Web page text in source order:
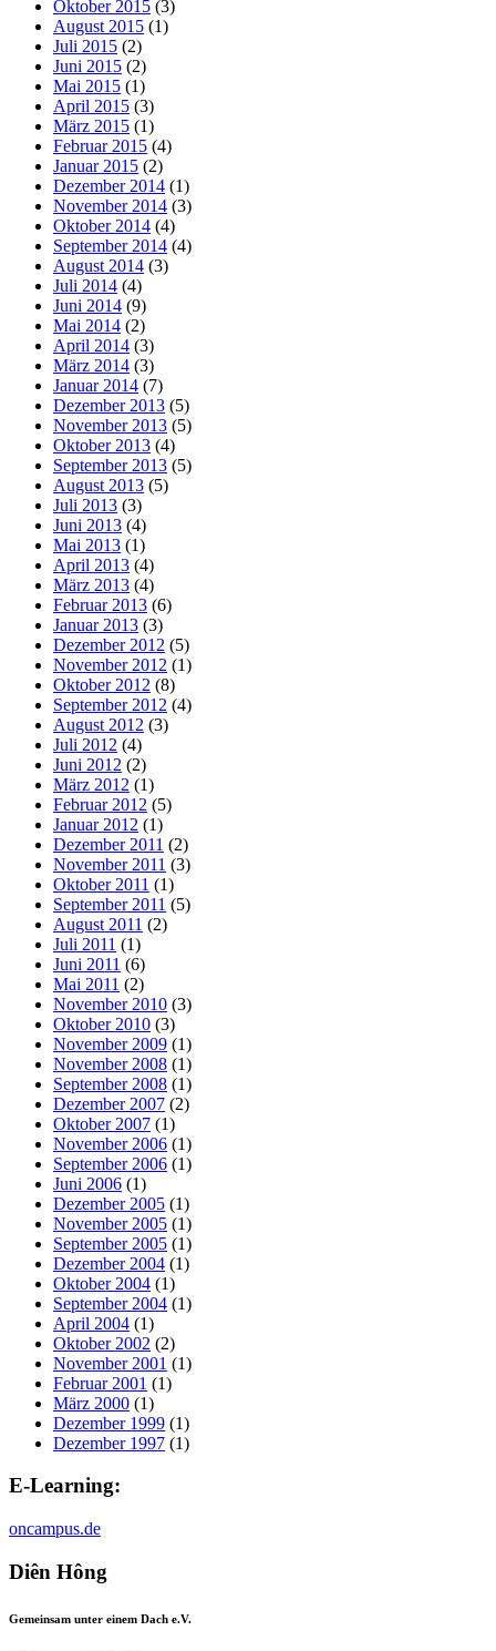
Oktober 2015 (3)
August 2015 (1)
Juli 2015 (2)
Juni 2015 (2)
Mai 2015 (1)
April 2015 (3)
März 2015 (1)
Februar 2015 (4)
Januar 2015 (2)
Dezember 2014 (1)
November 2014 (3)
Oktober 2014 (4)
September 2014 (4)
August 2014 (3)
Juli 2014 (4)
Juni 2014 (9)
Mai 2014 (2)
April 2014 (3)
März 2014 (3)
Januar 2014 (7)
Dezember 2013 (5)
November 2013 (5)
Oktober 2013 (4)
September 2013 (5)
August 2013 (5)
Juli 2013 (3)
Juni 2013 (4)
Mai 2013 (1)
April 2013 (4)
März 2013 (4)
Februar 2013 (6)
Januar 2013 (3)
Dezember 2012 (5)
November 2012 (1)
Oktober 2012 (8)
September 2012 (4)
August 2012 (3)
Juli 2012 (4)
Juni 2012 (2)
März 2012 (1)
Februar 2012 (5)
Januar 2012 (1)
Dezember 2011 (2)
November 2011 (3)
Oktober 2011 (1)
September 2011 (5)
August 2011 (2)
Juli 2011 (1)
Juni 2011 (6)
Mai 2011 (2)
November 2010 (3)
Oktober 2010 (3)
November 2009 (1)
November 2008 (1)
September 2008 (1)
Dezember 2007 (2)
Oktober 2007 (1)
November 2006 (1)
September 2006 (1)
Juni 2006 (1)
Dezember 2005 (1)
November 2005 (1)
September 2005 (1)
Dezember 2004 (1)
Oktober 2004 (1)
September 2004 (1)
April 2004 (1)
Oktober 2002 (2)
November 2001 (1)
Februar 2001 (1)
März 2000 (1)
Dezember 1999 (1)
Dezember 1997 (1)
E-Learning:
oncampus.de
Diên Hông
Gemeinsam unter einem Dach e.V.